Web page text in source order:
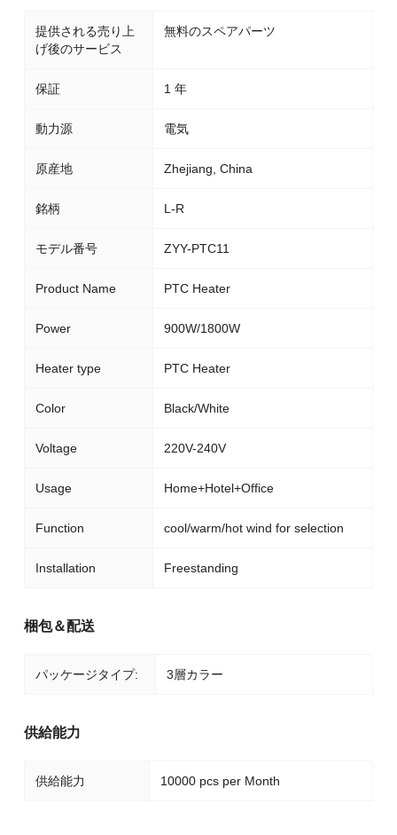
提供される売り上
げ後のサービス
無料のスペアパーツ
保証 1 年
動力源 電気
原産地 Zhejiang, China
銘柄 L-R
モデル番号 ZYY-PTC11
Product Name PTC Heater
Power 900W/1800W
Heater type PTC Heater
Color Black/White
Voltage 220V-240V
Usage Home+Hotel+Office
Function cool/warm/hot wind for selection
Installation Freestanding
梱包＆配送
パッケージタイプ: 3層カラー
供給能力
供給能力 10000 pcs per Month